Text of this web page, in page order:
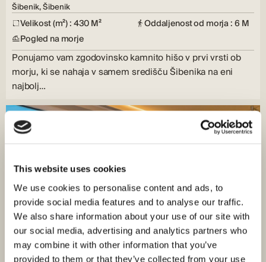
This website uses cookies
We use cookies to personalise content and ads, to
provide social media features and to analyse our traffic.
We also share information about your use of our site with
our social media, advertising and analytics partners who
may combine it with other information that you’ve
provided to them or that they’ve collected from your use
Šibenik, Šibenik
Velikost (m²) : 430 M²
Oddaljenost od morja : 6 M
Pogled na morje
Ponujamo vam zgodovinsko kamnito hišo v prvi vrsti ob
morju, ki se nahaja v samem središču Šibenika na eni
najbolj…